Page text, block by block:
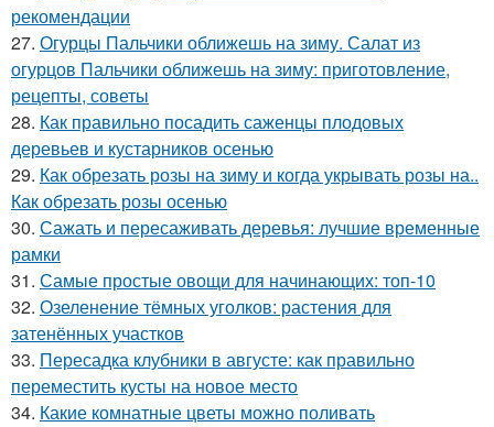
рекомендации
27. Огурцы Пальчики оближешь на зиму. Салат из
огурцов Пальчики оближешь на зиму: приготовление,
рецепты, советы
28. Как правильно посадить саженцы плодовых
деревьев и кустарников осенью
29. Как обрезать розы на зиму и когда укрывать розы на..
Как обрезать розы осенью
30. Сажать и пересаживать деревья: лучшие временные
рамки
31. Самые простые овощи для начинающих: топ-10
32. Озеленение тёмных уголков: растения для
затенённых участков
33. Пересадка клубники в августе: как правильно
переместить кусты на новое место
34. Какие комнатные цветы можно поливать